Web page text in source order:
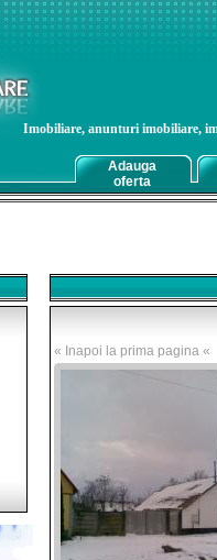
Imobiliare, anunturi imobiliare,
Adauga
oferta
« Inapoi la prima pagina «